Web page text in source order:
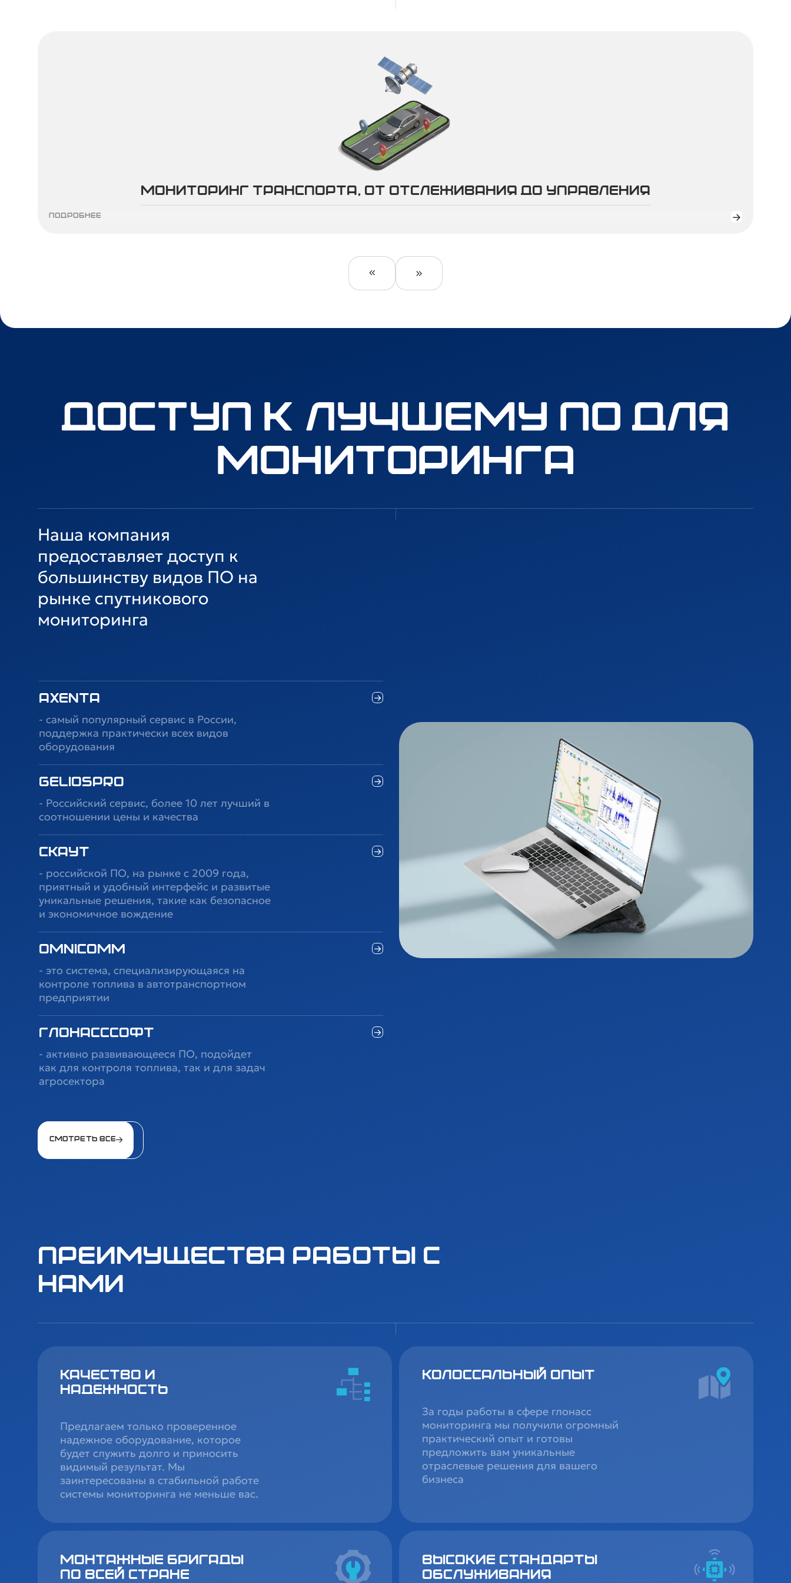
абонентское
обслуживание
Мониторинг транспорта, от отслеживания до управления
ПОДРОБНЕЕ
Доступ к лучшему ПО для
мониторинга
Наша компания
предоставляет доступ к
большинству видов ПО на
рынке спутникового
мониторинга
Axenta
- самый популярный сервис в России,
поддержка практически всех видов
оборудования
GeliosPro
- Российский сервис, более 10 лет лучший в
соотношении цены и качества
СКАУТ
- российской ПО, на рынке с 2009 года,
приятный и удобный интерфейс и развитые
уникальные решения, такие как безопасное
и экономичное вождение
OMNICOMM
- это система, специализирующаяся на
контроле топлива в автотранспортном
предприятии
ГлонассСофт
- активно развивающееся ПО, подойдет
как для контроля топлива, так и для задач
агросектора
Смотреть все
Преимущества работы с
нами
Качество и
надежность
Предлагаем только проверенное
надежное оборудование, которое
будет служить долго и приносить
видимый результат. Мы
заинтересованы в стабильной работе
системы мониторинга не меньше вас.
Колоссальный опыт
За годы работы в сфере глонасс
мониторинга мы получили огромный
практический опыт и готовы
предложить вам уникальные
отраслевые решения для вашего
бизнеса
Монтажные бригады
по всей стране
Высокие стандарты
обслуживания